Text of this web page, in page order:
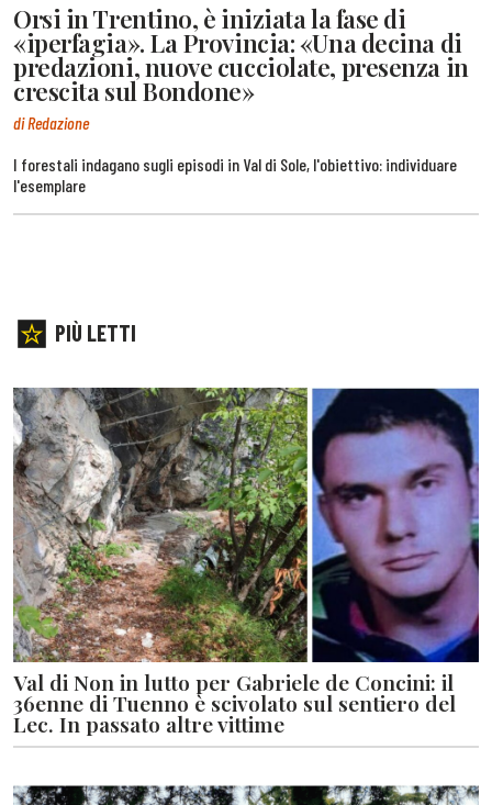
Orsi in Trentino, è iniziata la fase di
«iperfagia». La Provincia: «Una decina di
predazioni, nuove cucciolate, presenza in
crescita sul Bondone»
di Redazione
I forestali indagano sugli episodi in Val di Sole, l'obiettivo: individuare
l'esemplare
PIÙ LETTI
Val di Non in lutto per Gabriele de Concini: il
36enne di Tuenno è scivolato sul sentiero del
Lec. In passato altre vittime